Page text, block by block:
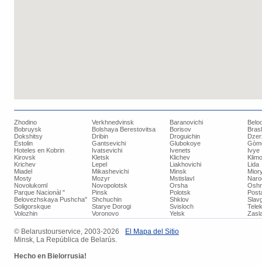
Zhodino Verkhnedvinsk Baranovichi
Bobruysk
Bolshaya Berestovitsa Borisov
Dokshitsy
Dribin Droguichin
Estolin
Gantsevichi Glubokoye
Hoteles en Kobrin
Ivatsevichi Ivenets
Ivye
Kirovsk
Kletsk Klichev
Krichev
Lepel Liakhovichi
Lida
Miadel
Mikashevichi Minsk
Mosty
Mozyr Mstislavl
Novolukoml
Novopolotsk Orsha
Parque Nacionàl "
Belovezhskaya Pushcha"
Pinsk Polotsk
Shchuchin
Shklov
Soligorskque
Starye Dorogi Svisloch
Volozhin
Voronovo Yelsk
© ​Belarustourservice, 2003-2026
Minsk, La República de Belarús.
Hecho en Bielorrusia!
​El Mapa del Sitio